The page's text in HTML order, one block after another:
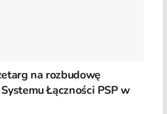
na rozbudowę
Łączności PSP w